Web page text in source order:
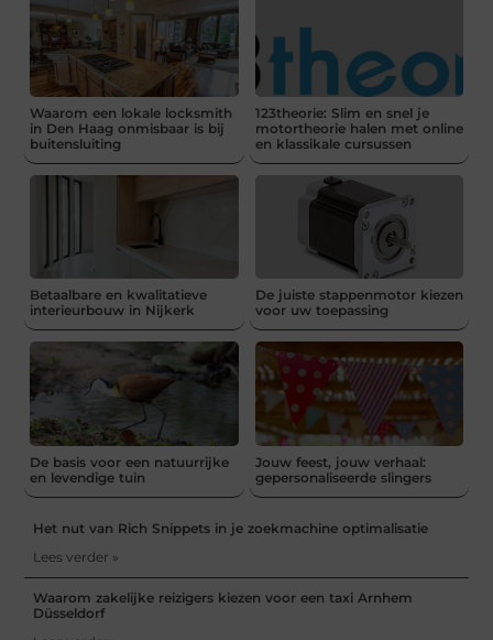
Waarom een lokale locksmith
in Den Haag onmisbaar is bij
buitensluiting
123theorie: Slim en snel je
motortheorie halen met online
en klassikale cursussen
Betaalbare en kwalitatieve
interieurbouw in Nijkerk
De juiste stappenmotor kiezen
voor uw toepassing
De basis voor een natuurrijke
en levendige tuin
Jouw feest, jouw verhaal:
gepersonaliseerde slingers
Het nut van Rich Snippets in je zoekmachine optimalisatie
Lees verder »
Waarom zakelijke reizigers kiezen voor een taxi Arnhem
Düsseldorf